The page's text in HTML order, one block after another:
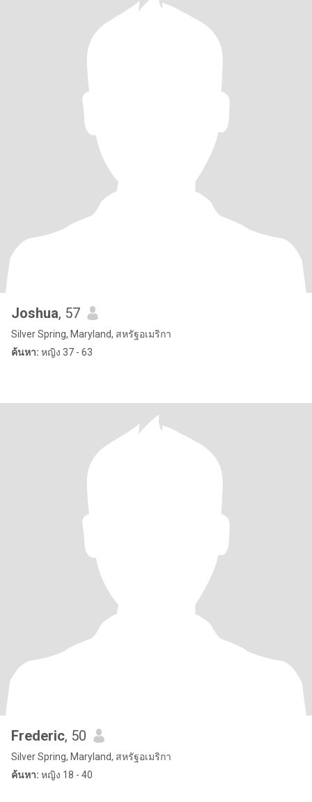
Joshua, 57
Silver Spring, Maryland, สหรัฐอเมริกา
ค้นหา: หญิง 37 - 63
Frederic, 50
Silver Spring, Maryland, สหรัฐอเมริกา
ค้นหา: หญิง 18 - 40